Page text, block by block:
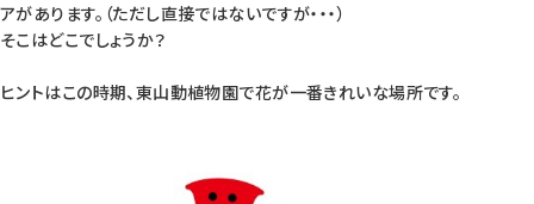
アがあります。（ただし直接ではないですが・・・）
そこはどこでしょうか？
ヒントはこの時期、東山動植物園で花が一番きれいな場所です。